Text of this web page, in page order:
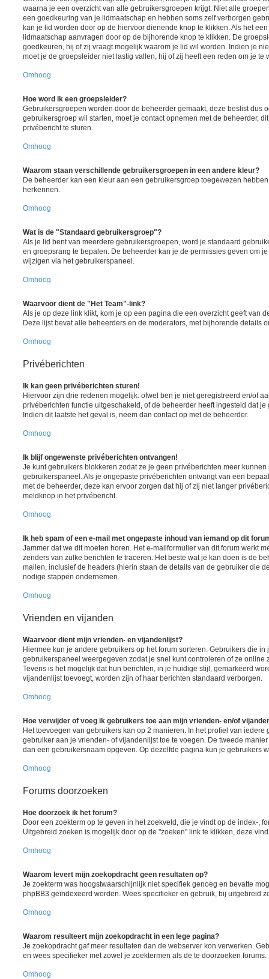
waarna je een overzicht van alle gebruikersgroepen krijgt. Niet alle
een goedkeuring van je lidmaatschap en hebben soms zelf verborgen
kan je lid worden door op de hiervoor dienende knop te klikken. Als het
lidmaatschap aanvragen door op de bijhorende knop te klikken. De
goedkeuren, hij of zij vraagt mogelijk waarom je lid wil worden. Indien je
moet je de groepsleider niet lastig vallen, hij of zij heeft een reden om je te
Omhoog
Hoe word ik een groepsleider?
Gebruikersgroepen worden door de beheerder gemaakt, deze beslist dus
gebruikersgroep wil starten, moet je contact opnemen met de beheerder,
privébericht te sturen.
Omhoog
Waarom staan verschillende gebruikersgroepen in een andere kleur?
De beheerder kan een kleur aan een gebruikersgroep toegewezen
herkennen.
Omhoog
Wat is de "Standaard gebruikersgroep"?
Als je lid bent van meerdere gebruikersgroepen, word je standaard
en groepsrang te bepalen. De beheerder kan je de permissies geven om
wijzigen via het gebruikerspaneel.
Omhoog
Waarvoor dient de "Het Team"-link?
Als je op deze link klikt, kom je op een pagina die een overzicht geeft van
Deze lijst bevat alle beheerders en de moderators, met bijhorende details
Omhoog
Privéberichten
Ik kan geen privéberichten sturen!
Hiervoor zijn drie redenen mogelijk: ofwel ben je niet geregistreerd en/of
privéberichten functie uitgeschakeld, of de beheerder heeft ingesteld dat
Indien dit laatste het geval is, neem dan contact op met de beheerder.
Omhoog
Ik blijf ongewenste privéberichten ontvangen!
Je kunt gebruikers blokkeren zodat ze je geen privéberichten meer kunnen
gebruikerspaneel. Als je ongepaste privéberichten ontvangt van een
met de beheerder, deze kan ervoor zorgen dat hij of zij niet langer
meldknop in het privébericht.
Omhoog
Ik heb spam of een e-mail met ongepaste inhoud van iemand op dit
Jammer dat we dit moeten horen. Het e-mailformulier van dit forum werkt
zenders van zulke berichten te traceren. Het beste wat je kan doen is de
mailen, inclusief de headers (hierin staan de details van de gebruiker die
nodige stappen ondernemen.
Omhoog
Vrienden en vijanden
Waarvoor dient mijn vrienden- en vijandenlijst?
Hiermee kun je andere gebruikers op het forum sorteren. Gebruikers die
gebruikerspaneel weergegeven zodat je snel kunt controleren of ze online
Tevens is het mogelijk dat hun berichten, in je huidige stijl, gemarkeerd
vijandenlijst toevoegt, worden zijn of haar berichten standaard verborgen.
Omhoog
Hoe verwijder of voeg ik gebruikers toe aan mijn vrienden- en/of
Het toevoegen van gebruikers kan op 2 manieren. In het profiel van iedere
gebruiker aan je vrienden- of vijandenlijst toe te voegen. De tweede
dan een gebruikersnaam opgeven. Op dezelfde pagina kun je gebruikers
Omhoog
Forums doorzoeken
Hoe doorzoek ik het forum?
Door een zoekterm op te geven in het zoekveld, die je vindt op de index-,
Uitgebreid zoeken is mogelijk door op de "zoeken" link te klikken, deze
Omhoog
Waarom levert mijn zoekopdracht geen resultaten op?
Je zoekterm was hoogstwaarschijnlijk niet specifiek genoeg en bevatte
phpBB3 geïndexeerd worden. Wees specifieker en gebruik, bij uitgebreid
Omhoog
Waarom resulteert mijn zoekopdracht in een lege pagina?
Je zoekopdracht gaf meer resultaten dan de webserver kon verwerken.
en wees specifieker met zowel je zoektermen als de te doorzoeken forums.
Omhoog